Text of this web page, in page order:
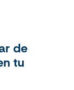
de
tu